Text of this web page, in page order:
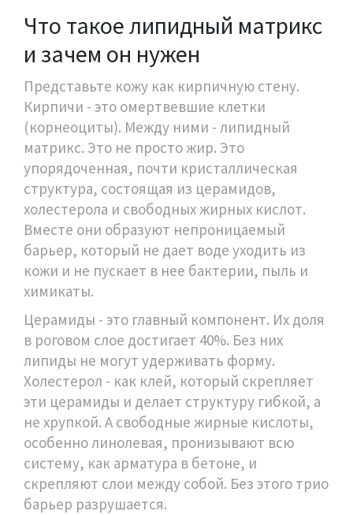
Что такое липидный матрикс
и зачем он нужен
Представьте кожу как кирпичную стену.
Кирпичи - это омертвевшие клетки
(корнеоциты). Между ними - липидный
матрикс. Это не просто жир. Это
упорядоченная, почти кристаллическая
структура, состоящая из церамидов,
холестерола и свободных жирных кислот.
Вместе они образуют непроницаемый
барьер, который не дает воде уходить из
кожи и не пускает в нее бактерии, пыль и
химикаты.
Церамиды - это главный компонент. Их доля
в роговом слое достигает 40%. Без них
липиды не могут удерживать форму.
Холестерол - как клей, который скрепляет
эти церамиды и делает структуру гибкой, а
не хрупкой. А свободные жирные кислоты,
особенно линолевая, пронизывают всю
систему, как арматура в бетоне, и
скрепляют слои между собой. Без этого трио
барьер разрушается.